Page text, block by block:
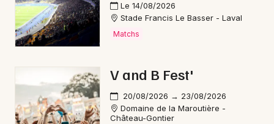
Choisir mes départements
Le 14/08/2026
Stade Francis Le Basser - Laval
Matchs
V and B Fest'
20/08/2026 → 23/08/2026
Domaine de la Maroutière -
Château-Gontier